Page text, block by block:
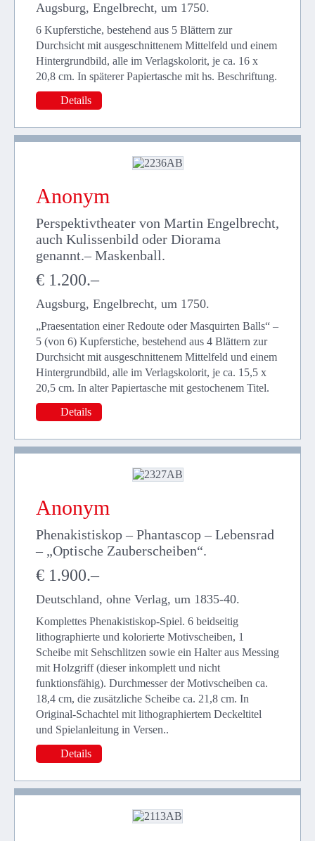
Augsburg, Engelbrecht, um 1750.
6 Kupferstiche, bestehend aus 5 Blättern zur
Durchsicht mit ausgeschnittenem Mittelfeld und einem
Hintergrundbild, alle im Verlagskolorit, je ca. 16 x
20,8 cm. In späterer Papiertasche mit hs. Beschriftung.
Details
Anonym
Perspektivtheater von Martin Engelbrecht,
auch Kulissenbild oder Diorama
genannt.– Maskenball.
€ 1.200.–
Augsburg, Engelbrecht, um 1750.
„Praesentation einer Redoute oder Masquirten Balls“ –
5 (von 6) Kupferstiche, bestehend aus 4 Blättern zur
Durchsicht mit ausgeschnittenem Mittelfeld und einem
Hintergrundbild, alle im Verlagskolorit, je ca. 15,5 x
20,5 cm. In alter Papiertasche mit gestochenem Titel.
Details
Anonym
Phenakistiskop – Phantascop – Lebensrad
– „Optische Zauberscheiben“.
€ 1.900.–
Deutschland, ohne Verlag, um 1835-40.
Komplettes Phenakistiskop-Spiel. 6 beidseitig
lithographierte und kolorierte Motivscheiben, 1
Scheibe mit Sehschlitzen sowie ein Halter aus Messing
mit Holzgriff (dieser inkomplett und nicht
funktionsfähig). Durchmesser der Motivscheiben ca.
18,4 cm, die zusätzliche Scheibe ca. 21,8 cm. In
Original-Schachtel mit lithographiertem Deckeltitel
und Spielanleitung in Versen..
Details